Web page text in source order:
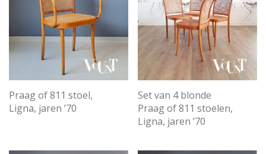
Praag of 811 stoel,
Ligna, jaren ’70
Set van 4 blonde
Praag of 811 stoelen,
Ligna, jaren ’70